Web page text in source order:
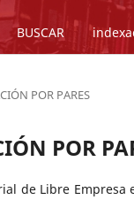
BUSCAR
POR PARES
POR
de Libre